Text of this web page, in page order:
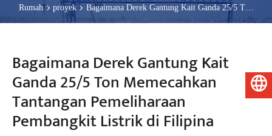
Rumah proyek
Bagaimana Derek Gantung Kait Ganda 25/5 Ton
Memecahkan Tantangan Pemeliharaan Pembangkit Listrik di Filipina
Bagaimana Derek Gantung Kait
Ganda 25/5 Ton Memecahkan
Tantangan Pemeliharaan
Pembangkit Listrik di Filipina
Bahasa Indonesia